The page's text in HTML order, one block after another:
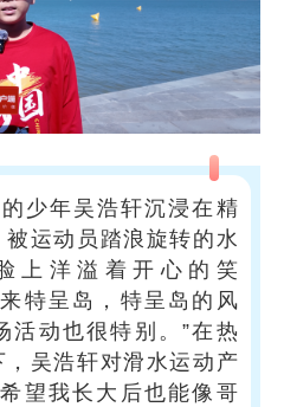
少年吴浩轩沉浸在精
运动员踏浪旋转的水
上洋溢着开心的笑
特呈岛，特呈岛的风
活动也很特别。”在热
吴浩轩对滑水运动产
望我长大后也能像哥